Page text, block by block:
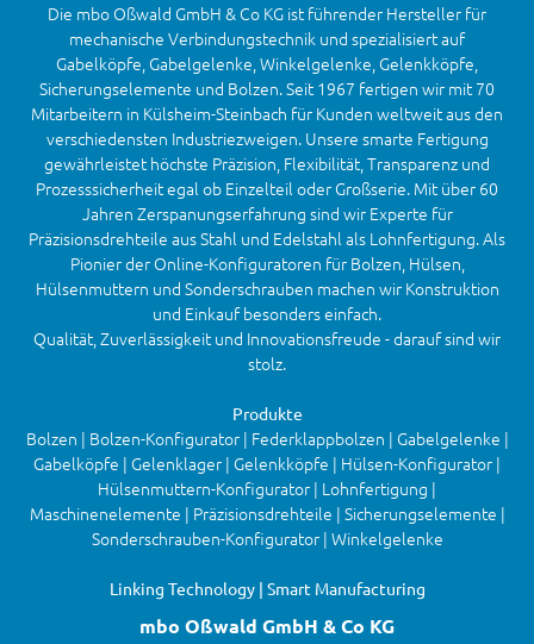
Die mbo Oßwald GmbH & Co KG ist führender Hersteller für
mechanische Verbindungstechnik und spezialisiert auf
Gabelköpfe, Gabelgelenke, Winkelgelenke, Gelenkköpfe,
Sicherungselemente und Bolzen. Seit 1967 fertigen wir mit 70
Mitarbeitern in Külsheim-Steinbach für Kunden weltweit aus den
verschiedensten Industriezweigen. Unsere smarte Fertigung
gewährleistet höchste Präzision, Flexibilität, Transparenz und
Prozesssicherheit egal ob Einzelteil oder Großserie. Mit über 60
Jahren Zerspanungserfahrung sind wir Experte für
Präzisionsdrehteile aus Stahl und Edelstahl als Lohnfertigung. Als
Pionier der Online-Konfiguratoren für Bolzen, Hülsen,
Hülsenmuttern und Sonderschrauben machen wir Konstruktion
und Einkauf besonders einfach.
Qualität, Zuverlässigkeit und Innovationsfreude - darauf sind wir
stolz.
Produkte
Bolzen | Bolzen-Konfigurator | Federklappbolzen | Gabelgelenke |
Gabelköpfe | Gelenklager | Gelenkköpfe | Hülsen-Konfigurator |
Hülsenmuttern-Konfigurator | Lohnfertigung |
Maschinenelemente | Präzisionsdrehteile | Sicherungselemente |
Sonderschrauben-Konfigurator | Winkelgelenke
Linking Technology | Smart Manufacturing
mbo Oßwald GmbH & Co KG